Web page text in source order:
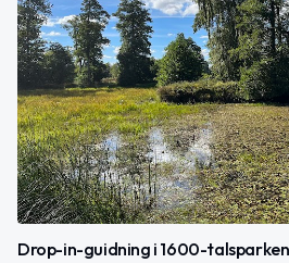
Drop-in-guidning i 1600-